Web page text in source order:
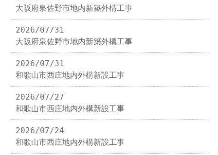
大阪府泉佐野市地内新築外構工事
2026/07/31
大阪府泉佐野市地内新築外構工事
2026/07/31
和歌山市西庄地内外構新設工事
2026/07/27
和歌山市西庄地内外構新設工事
2026/07/24
和歌山市西庄地内外構新設工事